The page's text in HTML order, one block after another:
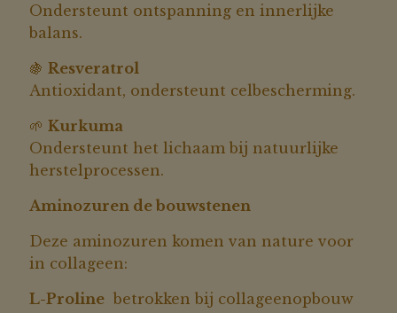
Ondersteunt ontspanning en innerlijke
balans.
🍇 Resveratrol
Antioxidant, ondersteunt celbescherming.
🌱 Kurkuma
Ondersteunt het lichaam bij natuurlijke
herstelprocessen.
Aminozuren de bouwstenen
Deze aminozuren komen van nature voor
in collageen:
L-Proline betrokken bij collageenopbouw